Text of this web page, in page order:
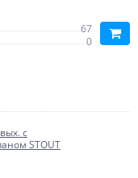
67
0
с
STOUT